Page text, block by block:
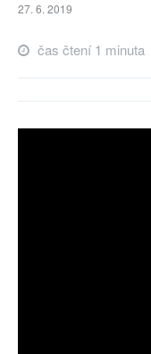
NEJČTENĚJŠÍ ZA 7 DNÍ
AUTOŘI
27. 6. 2019
čas čtení 1 minuta